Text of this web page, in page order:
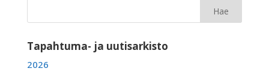
Tapahtuma- ja uutisarkisto
2026